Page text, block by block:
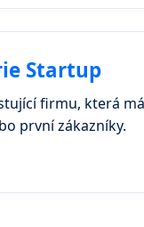
Startup
firmu, která
první zákazníky.